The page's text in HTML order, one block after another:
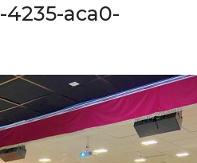
4235-aca0-